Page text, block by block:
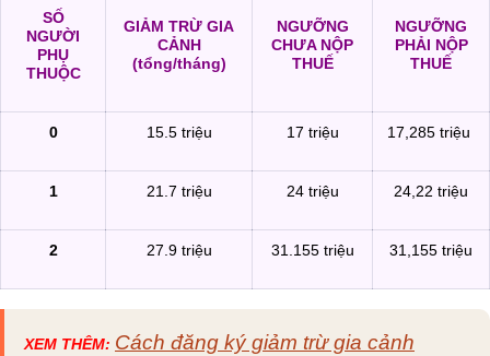
SỐ
NGƯỜI
PHỤ
THUỘC
GIẢM TRỪ GIA
CẢNH
(tổng/tháng)
NGƯỠNG
CHƯA NỘP
THUẾ
NGƯỠNG
PHẢI NỘP
THUẾ
0 15.5 triệu 17 triệu 17,285 triệu
1 21.7 triệu 24 triệu 24,22 triệu
2 27.9 triệu 31.155 triệu 31,155 triệu
XEM THÊM: Cách đăng ký giảm trừ gia cảnh